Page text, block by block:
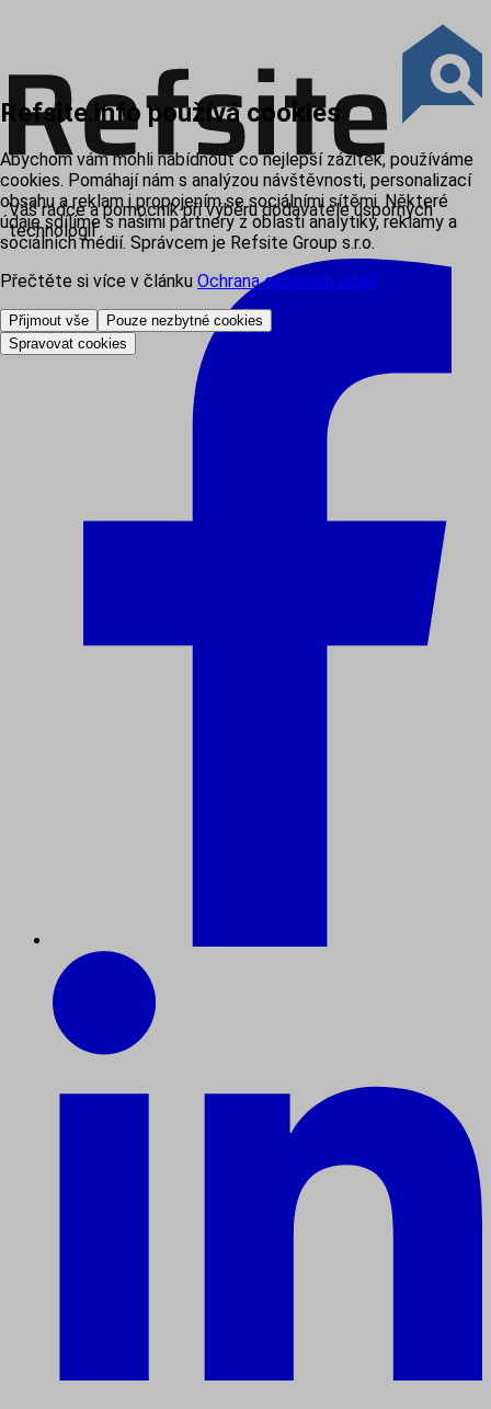
Váš rádce a pomocník při výběru dodavatele úsporných
technologií
Refsite.info používá cookies
Abychom vám mohli nabídnout co nejlepší zážitek, používáme
cookies. Pomáhají nám s analýzou návštěvnosti, personalizací
obsahu a reklam i propojením se sociálními sítěmi. Některé
údaje sdílíme s našimi partnery z oblasti analytiky, reklamy a
sociálních médií. Správcem je Refsite Group s.r.o.
Přečtěte si více v článku Ochrana osobních údajů.
Přijmout vše
Pouze nezbytné cookies
Spravovat cookies